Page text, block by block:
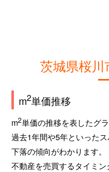
茨城県桜
m2単価推移
m2単価の推移を表したグラ
過去1年間や5年といった
下落の傾向がわかります。
不動産を売買するタイミ